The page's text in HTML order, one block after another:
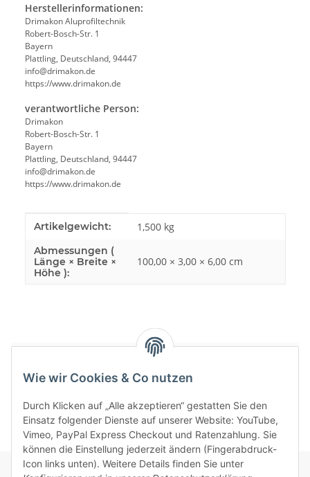
Wie wir Cookies & Co nutzen
Durch Klicken auf „Alle akzeptieren“ gestatten Sie den
Einsatz folgender Dienste auf unserer Website: YouTube,
Vimeo, PayPal Express Checkout und Ratenzahlung. Sie
können die Einstellung jederzeit ändern (Fingerabdruck-
Icon links unten). Weitere Details finden Sie unter
Herstellerinformationen:
Drimakon Aluprofiltechnik
Robert-Bosch-Str. 1
Bayern
Plattling, Deutschland, 94447
info@drimakon.de
https://www.drimakon.de
verantwortliche Person:
Drimakon
Robert-Bosch-Str. 1
Bayern
Plattling, Deutschland, 94447
info@drimakon.de
https://www.drimakon.de
Produkteigenschaft
Wert
Artikelgewicht: 1,500 kg
Abmessungen (
Länge × Breite ×
Höhe ):
100,00 × 3,00 × 6,00 cm